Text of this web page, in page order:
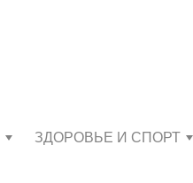
ЗДОРОВЬЕ И СПОРТ